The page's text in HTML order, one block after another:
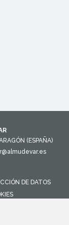
(ESPAÑA)
DE DATOS